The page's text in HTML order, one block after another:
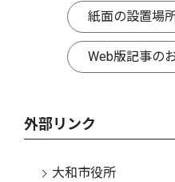
紙面の設置場
Web版記事の
外部リンク
大和市役所